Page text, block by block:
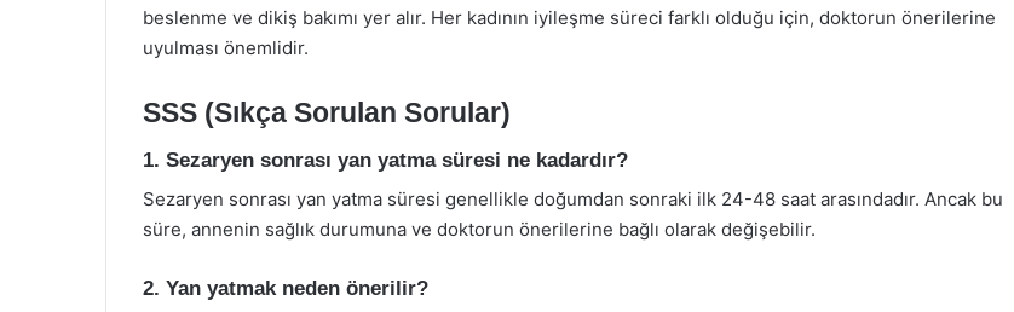
beslenme ve dikiş bakımı yer alır. Her kadının iyileşme süreci farklı olduğu için, doktorun önerilerine
uyulması önemlidir.
SSS (Sıkça Sorulan Sorular)
1. Sezaryen sonrası yan yatma süresi ne kadardır?
Sezaryen sonrası yan yatma süresi genellikle doğumdan sonraki ilk 24-48 saat arasındadır. Ancak bu
süre, annenin sağlık durumuna ve doktorun önerilerine bağlı olarak değişebilir.
2. Yan yatmak neden önerilir?